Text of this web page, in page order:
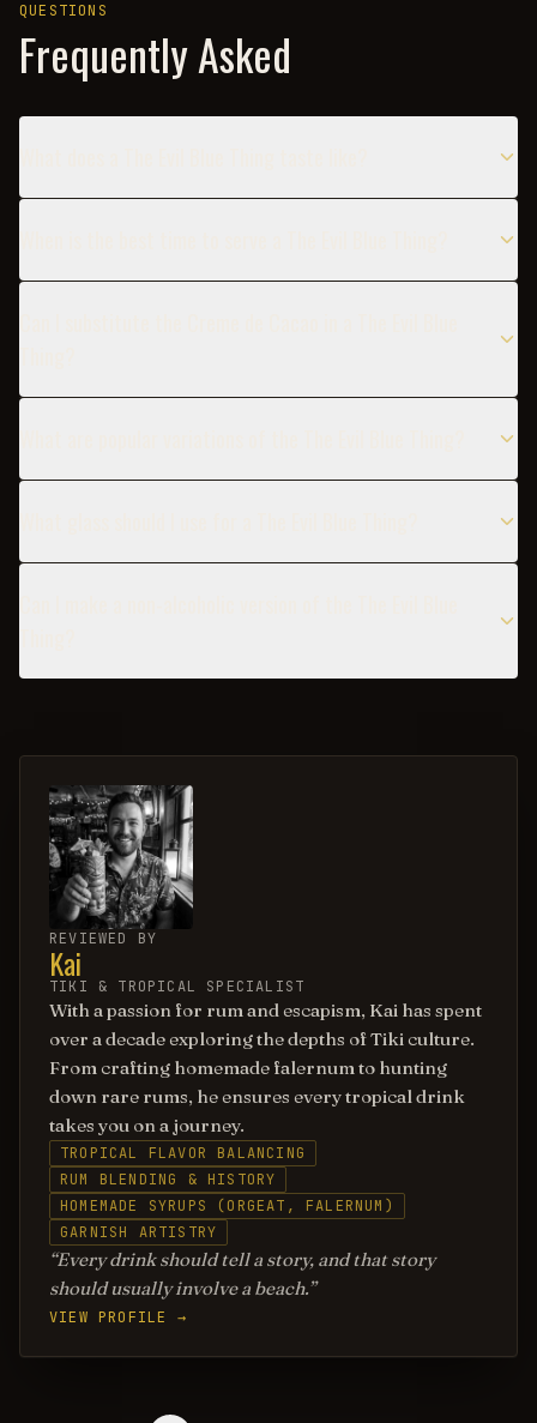
QUESTIONS
Frequently Asked
REVIEWED BY
Kai
TIKI & TROPICAL SPECIALIST
With a passion for rum and escapism, Kai has spent
over a decade exploring the depths of Tiki culture.
From crafting homemade falernum to hunting
down rare rums, he ensures every tropical drink
takes you on a journey.
TROPICAL FLAVOR BALANCING
RUM BLENDING & HISTORY
HOMEMADE SYRUPS (ORGEAT, FALERNUM)
GARNISH ARTISTRY
Every drink should tell a story, and that story
should usually involve a beach.
VIEW PROFILE →